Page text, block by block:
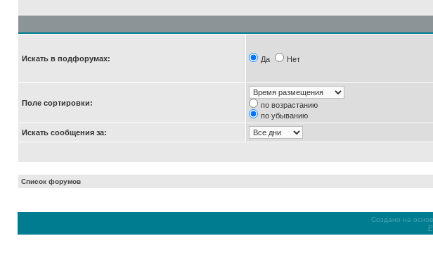
Искать в подфорумах: Да Нет
Поле сортировки:
по возрастанию
по убыванию
Искать сообщения за:
Список форумов
Создано на